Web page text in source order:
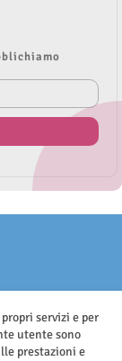
considerarsi
7.03.2001
servizi e per
utente sono
prestazioni e